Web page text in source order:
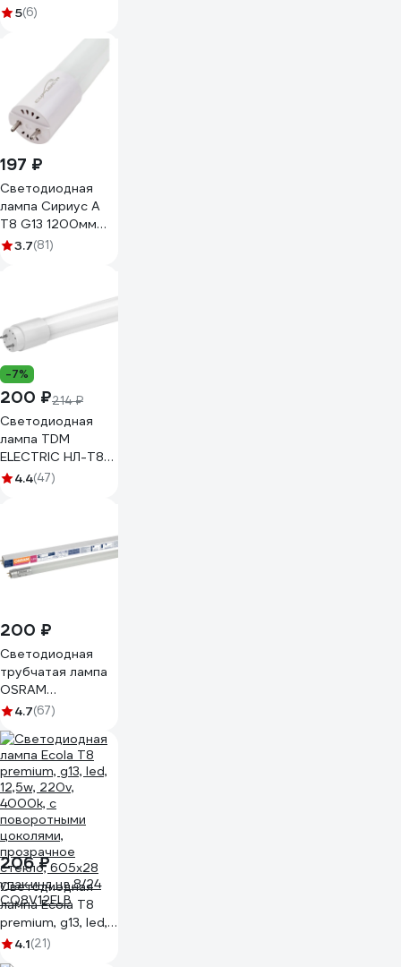
G13 Т8 20 Вт
5(6)
197 ₽
Светодиодная
лампа Сириус А
Т8 G13 1200мм
30W 4000К
3.7(81)
-7%
200 ₽214 ₽
Светодиодная
лампа TDM
ELECTRIC НЛ-Т8-
26 Вт-230
неповоротным
цоколем
Народная
4.4(47)
200 ₽
Светодиодная
трубчатая лампа
OSRAM
SubstiTUBE Basic
Вт нейтральный
белый свет
4058075377486
4.7(67)
206 ₽
Светодиодная
лампа Ecola T8
premium, g13, led,
12,5w, 220v,
4.1(21)